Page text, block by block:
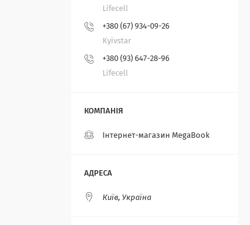
Lifecell
+380 (67) 934-09-26
Kyivstar
+380 (93) 647-28-96
Lifecell
Інтернет-магазин MegaBook
Київ, Україна